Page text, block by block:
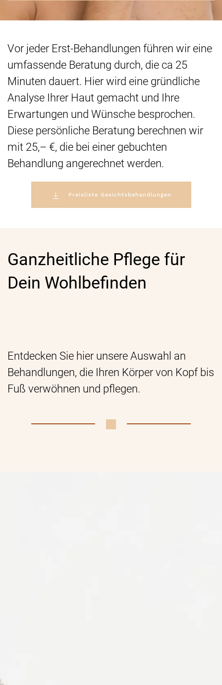
Vor jeder Erst-Behandlungen führen wir eine
umfassende Beratung durch, die ca 25
Minuten dauert. Hier wird eine gründliche
Analyse Ihrer Haut gemacht und Ihre
Erwartungen und Wünsche besprochen.
Diese persönliche Beratung berechnen wir
mit 25,– €, die bei einer gebuchten
Behandlung angerechnet werden.
Preisliste Gesichtsbehandlungen
Ganzheitliche Pflege für
Dein Wohlbefinden
Entdecken Sie hier unsere Auswahl an
Behandlungen, die Ihren Körper von Kopf bis
Fuß verwöhnen und pflegen.